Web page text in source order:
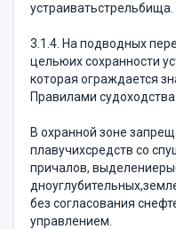
устраиватьстрельбища.
3.1.4. На подводных
цельюих сохранности
которая ограждается
Правилами
В охранной зоне
плавучихсредств со
причалов,
без согласования
управлением.